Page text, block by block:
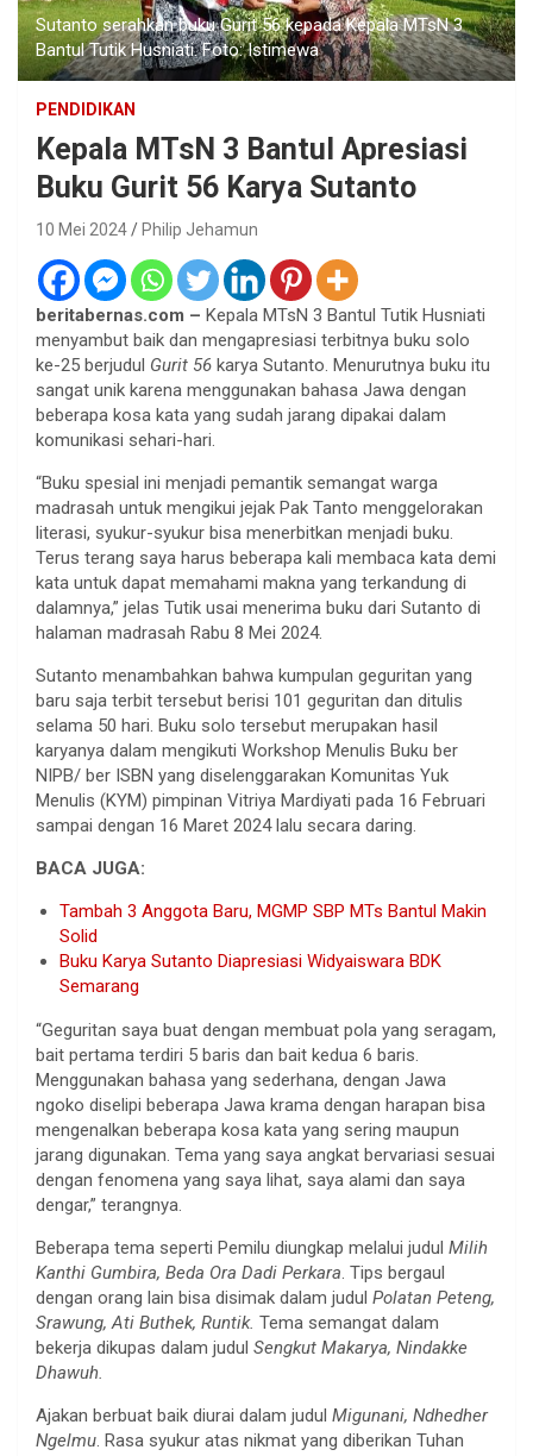
Sutanto serahkan buku Gurit 56 kepada Kepala MTsN 3
Bantul Tutik Husniati. Foto: Istimewa
PENDIDIKAN
Kepala MTsN 3 Bantul Apresiasi
Buku Gurit 56 Karya Sutanto
10 Mei 2024 Philip Jehamun
beritabernas.com – Kepala MTsN 3 Bantul Tutik Husniati
menyambut baik dan mengapresiasi terbitnya buku solo
ke-25 berjudul Gurit 56 karya Sutanto. Menurutnya buku itu
sangat unik karena menggunakan bahasa Jawa dengan
beberapa kosa kata yang sudah jarang dipakai dalam
komunikasi sehari-hari.
“Buku spesial ini menjadi pemantik semangat warga
madrasah untuk mengikui jejak Pak Tanto menggelorakan
literasi, syukur-syukur bisa menerbitkan menjadi buku.
Terus terang saya harus beberapa kali membaca kata demi
kata untuk dapat memahami makna yang terkandung di
dalamnya,” jelas Tutik usai menerima buku dari Sutanto di
halaman madrasah Rabu 8 Mei 2024.
Sutanto menambahkan bahwa kumpulan geguritan yang
baru saja terbit tersebut berisi 101 geguritan dan ditulis
selama 50 hari. Buku solo tersebut merupakan hasil
karyanya dalam mengikuti Workshop Menulis Buku ber
NIPB/ ber ISBN yang diselenggarakan Komunitas Yuk
Menulis (KYM) pimpinan Vitriya Mardiyati pada 16 Februari
sampai dengan 16 Maret 2024 lalu secara daring.
BACA JUGA:
Tambah 3 Anggota Baru, MGMP SBP MTs Bantul Makin
Solid
Buku Karya Sutanto Diapresiasi Widyaiswara BDK
Semarang
“Geguritan saya buat dengan membuat pola yang seragam,
bait pertama terdiri 5 baris dan bait kedua 6 baris.
Menggunakan bahasa yang sederhana, dengan Jawa
ngoko diselipi beberapa Jawa krama dengan harapan bisa
mengenalkan beberapa kosa kata yang sering maupun
jarang digunakan. Tema yang saya angkat bervariasi sesuai
dengan fenomena yang saya lihat, saya alami dan saya
dengar,” terangnya.
Beberapa tema seperti Pemilu diungkap melalui judul Milih
Kanthi Gumbira, Beda Ora Dadi Perkara. Tips bergaul
dengan orang lain bisa disimak dalam judul Polatan Peteng,
Srawung, Ati Buthek, Runtik. Tema semangat dalam
bekerja dikupas dalam judul Sengkut Makarya, Nindakke
Dhawuh.
Ajakan berbuat baik diurai dalam judul Migunani, Ndhedher
Ngelmu. Rasa syukur atas nikmat yang diberikan Tuhan